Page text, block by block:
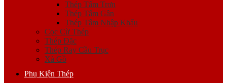
Thép Tấm Trơn
Thép Tấm Gân
Thép Tấm Nhập Khẩu
Cọc Cừ Thép
Thép Đặc
Thép Ray Cầu Trục
Xà Gồ
Phụ Kiện Thép